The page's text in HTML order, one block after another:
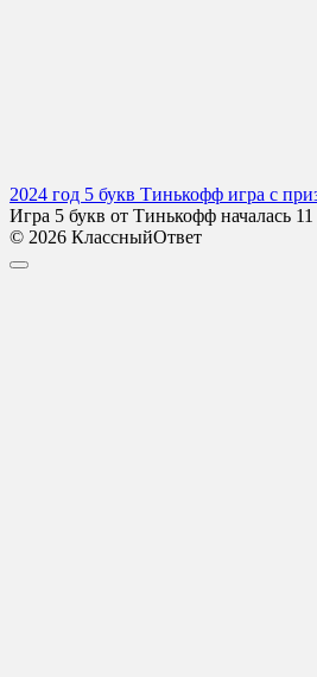
2024 год 5 букв Тинькофф игра с
Игра 5 букв от Тинькофф началась
© 2026 КлассныйОтвет